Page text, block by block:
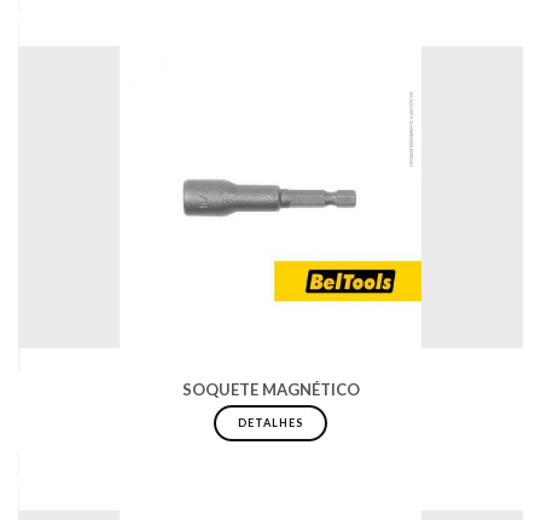
SOQUETE MAGNÉTICO
DETALHES